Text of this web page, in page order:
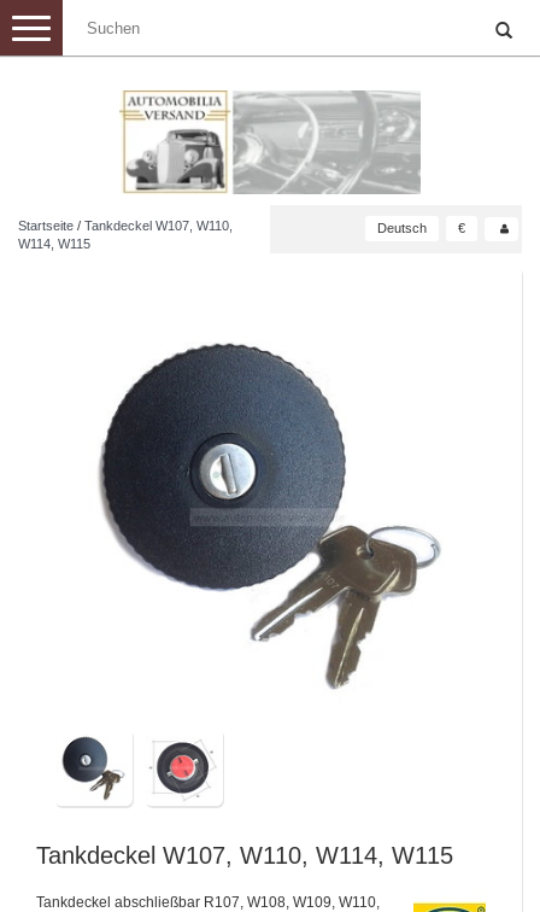
Toggle
navigation
Startseite / Tankdeckel W107, W110,
W114, W115
Deutsch €
Tankdeckel W107, W110, W114, W115
Tankdeckel abschließbar R107, W108, W109, W110,